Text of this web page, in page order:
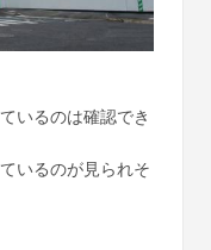
いるのは確認でき
いるのが見られそ